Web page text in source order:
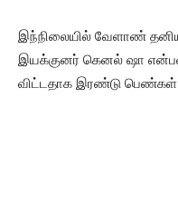
இந்நிலையில் வேளாண்
இயக்குனர் கெனல் ஷா
விட்டதாக இரண்டு பெண்கள்